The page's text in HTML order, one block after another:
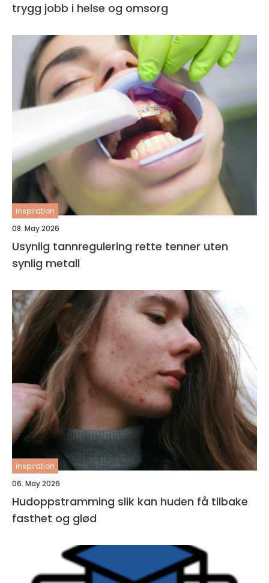
trygg jobb i helse og omsorg
inspiration
08. May 2026
Usynlig tannregulering rette tenner uten
synlig metall
inspiration
06. May 2026
Hudoppstramming slik kan huden få tilbake
fasthet og glød